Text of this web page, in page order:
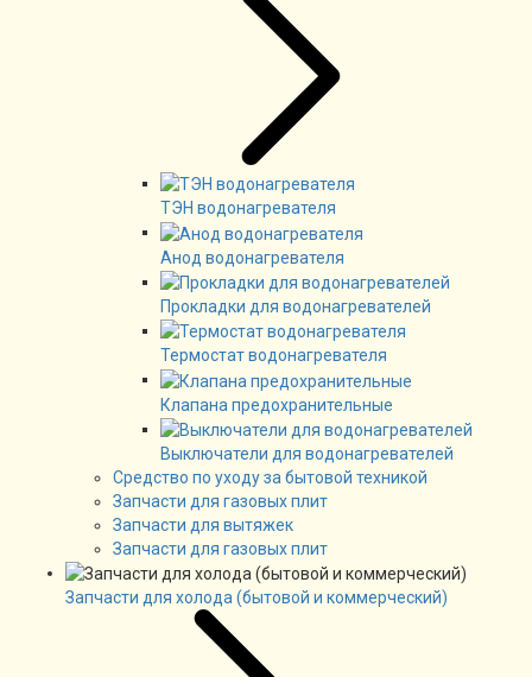
ТЭН водонагревателя
Анод водонагревателя
Прокладки для водонагревателей
Термостат водонагревателя
Клапана предохранительные
Выключатели для водонагревателей
Средство по уходу за бытовой техникой
Запчасти для газовых плит
Запчасти для вытяжек
Запчасти для газовых плит
Запчасти для холода (бытовой и коммерческий)